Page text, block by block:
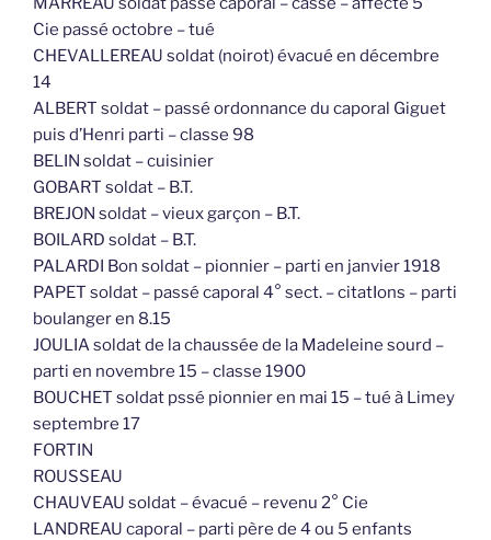
Cie passé octobre – tué
CHEVALLEREAU soldat (noirot) évacué en décembre
14
ALBERT soldat – passé ordonnance du caporal Giguet
puis d’Henri parti – classe 98
BELIN soldat – cuisinier
GOBART soldat – B.T.
BREJON soldat – vieux garçon – B.T.
BOILARD soldat – B.T.
PALARDI Bon soldat – pionnier – parti en janvier 1918
PAPET soldat – passé caporal 4° sect. – citatIons – parti
boulanger en 8.15
JOULIA soldat de la chaussée de la Madeleine sourd –
parti en novembre 15 – classe 1900
BOUCHET soldat pssé pionnier en mai 15 – tué à Limey
septembre 17
FORTIN
ROUSSEAU
CHAUVEAU soldat – évacué – revenu 2° Cie
LANDREAU caporal – parti père de 4 ou 5 enfants